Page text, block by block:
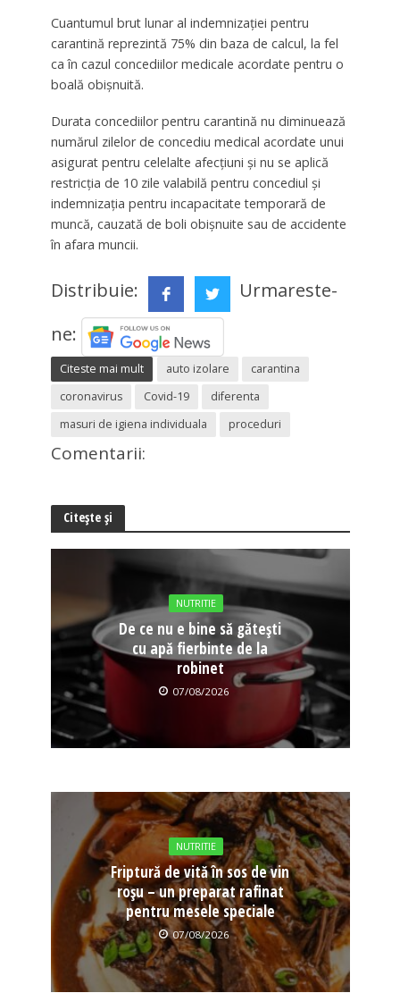
Cuantumul brut lunar al indemnizaţiei pentru
carantină reprezintă 75% din baza de calcul, la fel
ca în cazul concediilor medicale acordate pentru o
boală obişnuită.
Durata concediilor pentru carantină nu diminuează
numărul zilelor de concediu medical acordate unui
asigurat pentru celelalte afecţiuni şi nu se aplică
restricţia de 10 zile valabilă pentru concediul şi
indemnizaţia pentru incapacitate temporară de
muncă, cauzată de boli obişnuite sau de accidente
în afara muncii.
Distribuie:
Urmareste-
ne:
Citeste mai mult auto izolare
carantina
coronavirus
Covid-19
diferenta
masuri de igiena individuala
proceduri
Comentarii:
Citește și
NUTRITIE
De ce nu e bine să gătești
cu apă fierbinte de la
robinet
07/08/2026
NUTRITIE
Friptură de vită în sos de vin
roșu – un preparat rafinat
pentru mesele speciale
07/08/2026